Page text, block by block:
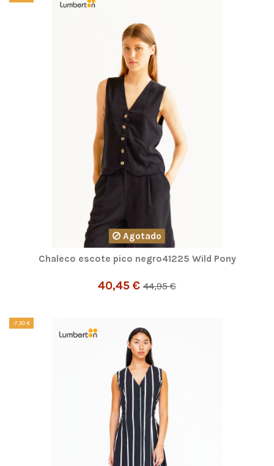
Agotado
Chaleco escote pico negro41225 Wild Pony
40,45 € 44,95 €
-7,50 €